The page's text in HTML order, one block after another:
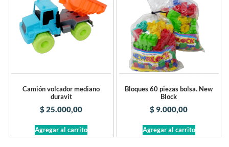
Camión volcador mediano
duravit
$25.000,00
Agregar al carrito
Bloques 60 piezas bolsa. New
Block
$9.000,00
Agregar al carrito